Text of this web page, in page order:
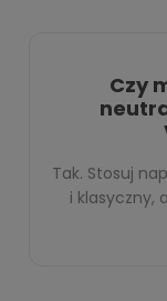
Czy
Tak. Stosuj
i klasyczny,